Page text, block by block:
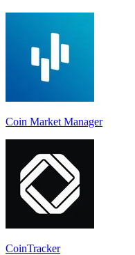
Coin Market Manager
CoinTracker